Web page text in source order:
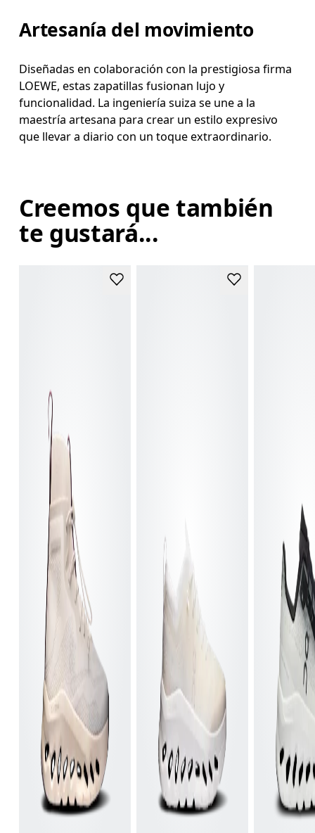
Artesanía del movimiento
Diseñadas en colaboración con la prestigiosa firma
LOEWE, estas zapatillas fusionan lujo y
funcionalidad. La ingeniería suiza se une a la
maestría artesana para crear un estilo expresivo
que llevar a diario con un toque extraordinario.
Creemos que también
te gustará...